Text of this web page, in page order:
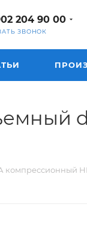
204 90 00
ЗВОНОК
d
НР